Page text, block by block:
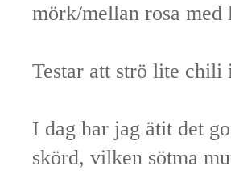
mörk/mellan rosa
Testar att strö lite
I dag har jag ätit det
skörd, vilken sötma